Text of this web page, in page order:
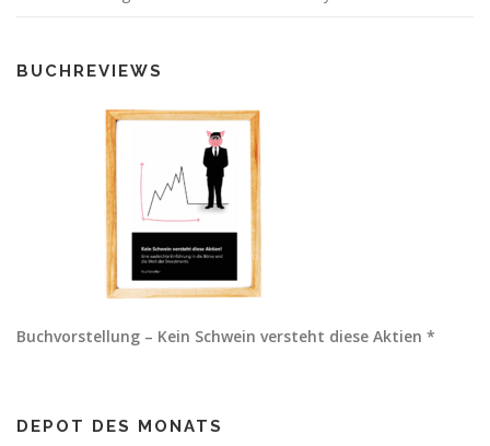
BUCHREVIEWS
Buchvorstellung – Kein Schwein versteht diese Aktien *
DEPOT DES MONATS